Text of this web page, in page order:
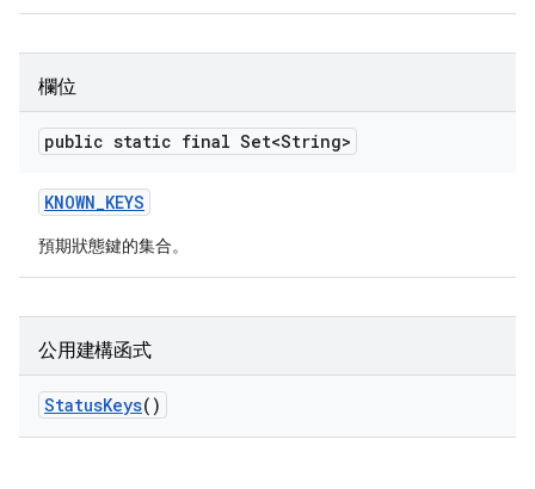
欄位
public static final Set<String>
KNOWN_KEYS
預期狀態鍵的集合。
公用建構函式
StatusKeys()